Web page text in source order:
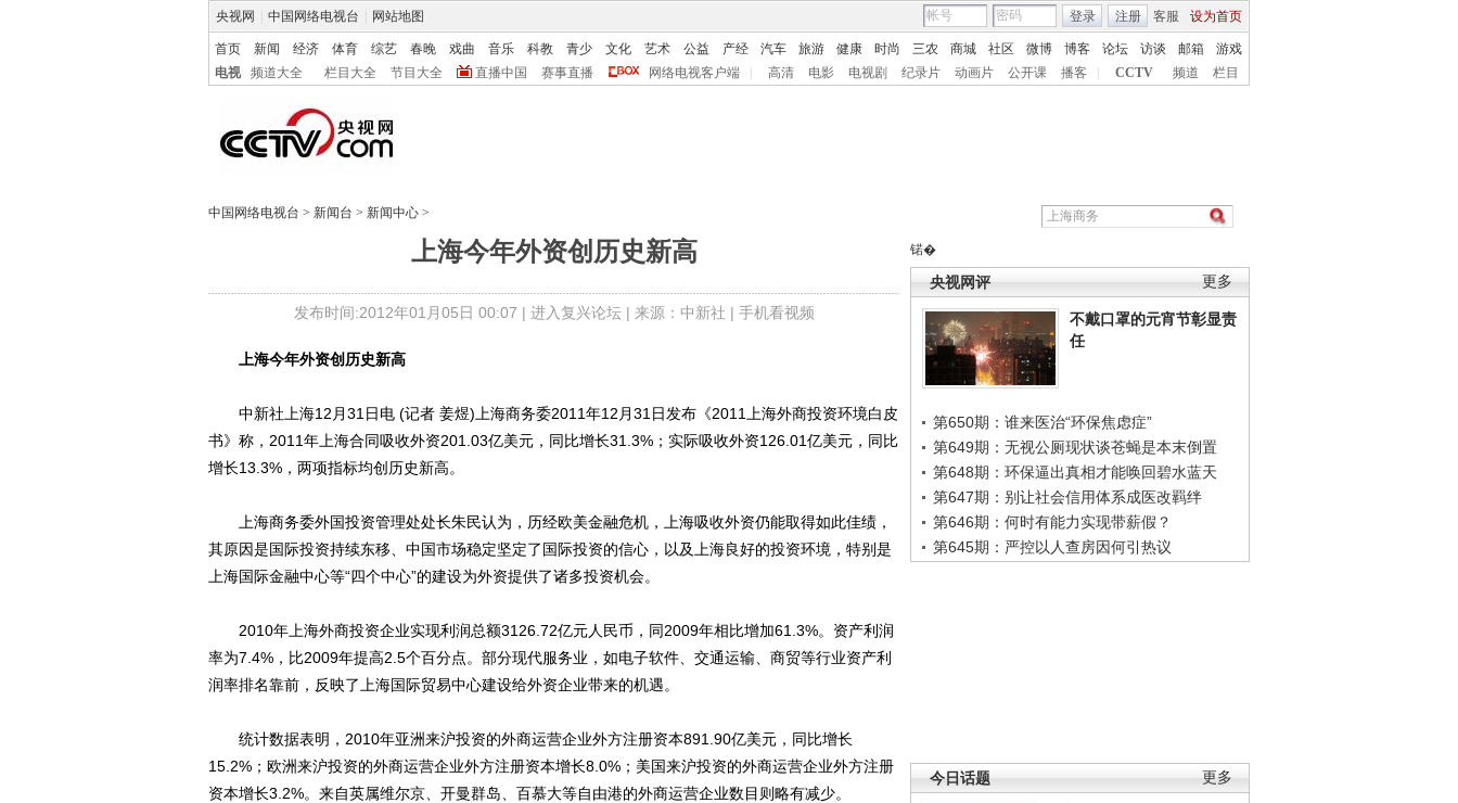
央视网 中国网络电视台 网站地图 客服 设为首页
登录 注册
首页 新闻 经济 体育 综艺 春晚 戏曲 音乐 科教 青少 文化 艺术 公益 产经 汽车 旅游 健康 时尚 三农 商城 社区 微博 博客 论坛 访谈 邮箱
游戏
电视
频道大全 栏目大全 节目大全 直播中国 赛事直播 网络电视客户端 高清 电影 电视剧 纪录片 动画片 公开课 播客 CCTV 频道 栏目
中国网络电视台 > 新闻台 > 新闻中心 >
上海今年外资创历史新高
发布时间:2012年01月05日 00:07 | 进入复兴论坛| 来源：中新社 | 手机看视频
锘�
更多
央视网评
不戴口罩的元宵节彰显责
任
第650期：谁来医治“环保焦虑症”
第649期：无视公厕现状谈苍蝇是本末倒置
第648期：环保逼出真相才能唤回碧水蓝天
第647期：别让社会信用体系成医改羁绊
第646期：何时有能力实现带薪假？
第645期：严控以人查房因何引热议
更多
今日话题
上海今年外资创历史新高
中新社上海12月31日电 (记者 姜煜)上海商务委2011年12月31日发布《2011上海外商投资环境白皮
书》称，2011年上海合同吸收外资201.03亿美元，同比增长31.3%；实际吸收外资126.01亿美元，同比
增长13.3%，两项指标均创历史新高。
上海商务委外国投资管理处处长朱民认为，历经欧美金融危机，上海吸收外资仍能取得如此佳绩，
其原因是国际投资持续东移、中国市场稳定坚定了国际投资的信心，以及上海良好的投资环境，特别是
上海国际金融中心等“四个中心”的建设为外资提供了诸多投资机会。
2010年上海外商投资企业实现利润总额3126.72亿元人民币，同2009年相比增加61.3%。资产利润
率为7.4%，比2009年提高2.5个百分点。部分现代服务业，如电子软件、交通运输、商贸等行业资产利
润率排名靠前，反映了上海国际贸易中心建设给外资企业带来的机遇。
统计数据表明，2010年亚洲来沪投资的外商运营企业外方注册资本891.90亿美元，同比增长
15.2%；欧洲来沪投资的外商运营企业外方注册资本增长8.0%；美国来沪投资的外商运营企业外方注册
资本增长3.2%。来自英属维尔京、开曼群岛、百慕大等自由港的外商运营企业数目则略有减少。